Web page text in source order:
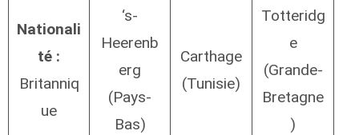
Nationali
té :
Britanniq
ue
‘s-
Heerenb
erg
(Pays-
Bas)
Carthage
(Tunisie)
Totteridg
e
(Grande-
Bretagne
)